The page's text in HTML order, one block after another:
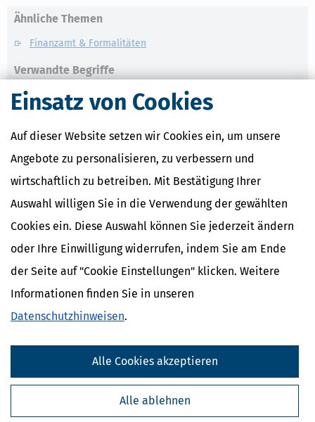
Einsatz von Cookies
Auf dieser Website setzen wir Cookies ein, um unsere
Angebote zu personalisieren, zu verbessern und
wirtschaftlich zu betreiben. Mit Bestätigung Ihrer
Auswahl willigen Sie in die Verwendung der gewählten
Cookies ein. Diese Auswahl können Sie jederzeit ändern
oder Ihre Einwilligung widerrufen, indem Sie am Ende
der Seite auf "Cookie Einstellungen" klicken. Weitere
Informationen finden Sie in unseren
Datenschutzhinweisen.
Alle ablehnen
Alle Cookies akzeptieren
Ähnliche Themen
Finanzamt & Formalitäten
Verwandte Begriffe
Arbeitgeber
Arbeitnehmer
Arbeitslohn
Arbeitgeberdarlehen
Kostenlose Steuertipps & News
Absenden